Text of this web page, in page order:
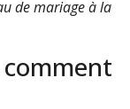
de mariage à la